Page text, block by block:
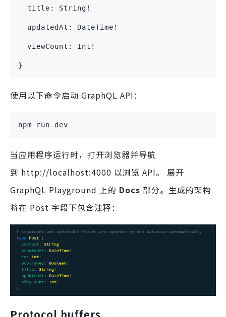
  title: String!
  updatedAt: DateTime!
  viewCount: Int!
}
使用以下命令启动 GraphQL API：
npm run dev
当应用程序运行时，打开浏览器并导航
到 http://localhost:4000 以浏览 API。 展开
GraphQL Playground 上的 Docs 部分。生成的架构
将在 Post 字段下包含注释：